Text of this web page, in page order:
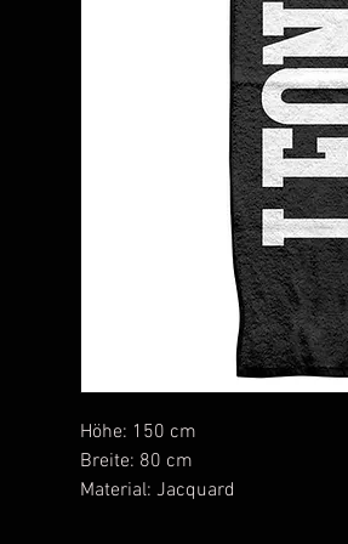
Höhe: 150 cm
Breite: 80 cm
Material: Jacquard